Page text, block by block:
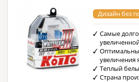
Дизайн без
Самые
увеличения
Теплый
Страна